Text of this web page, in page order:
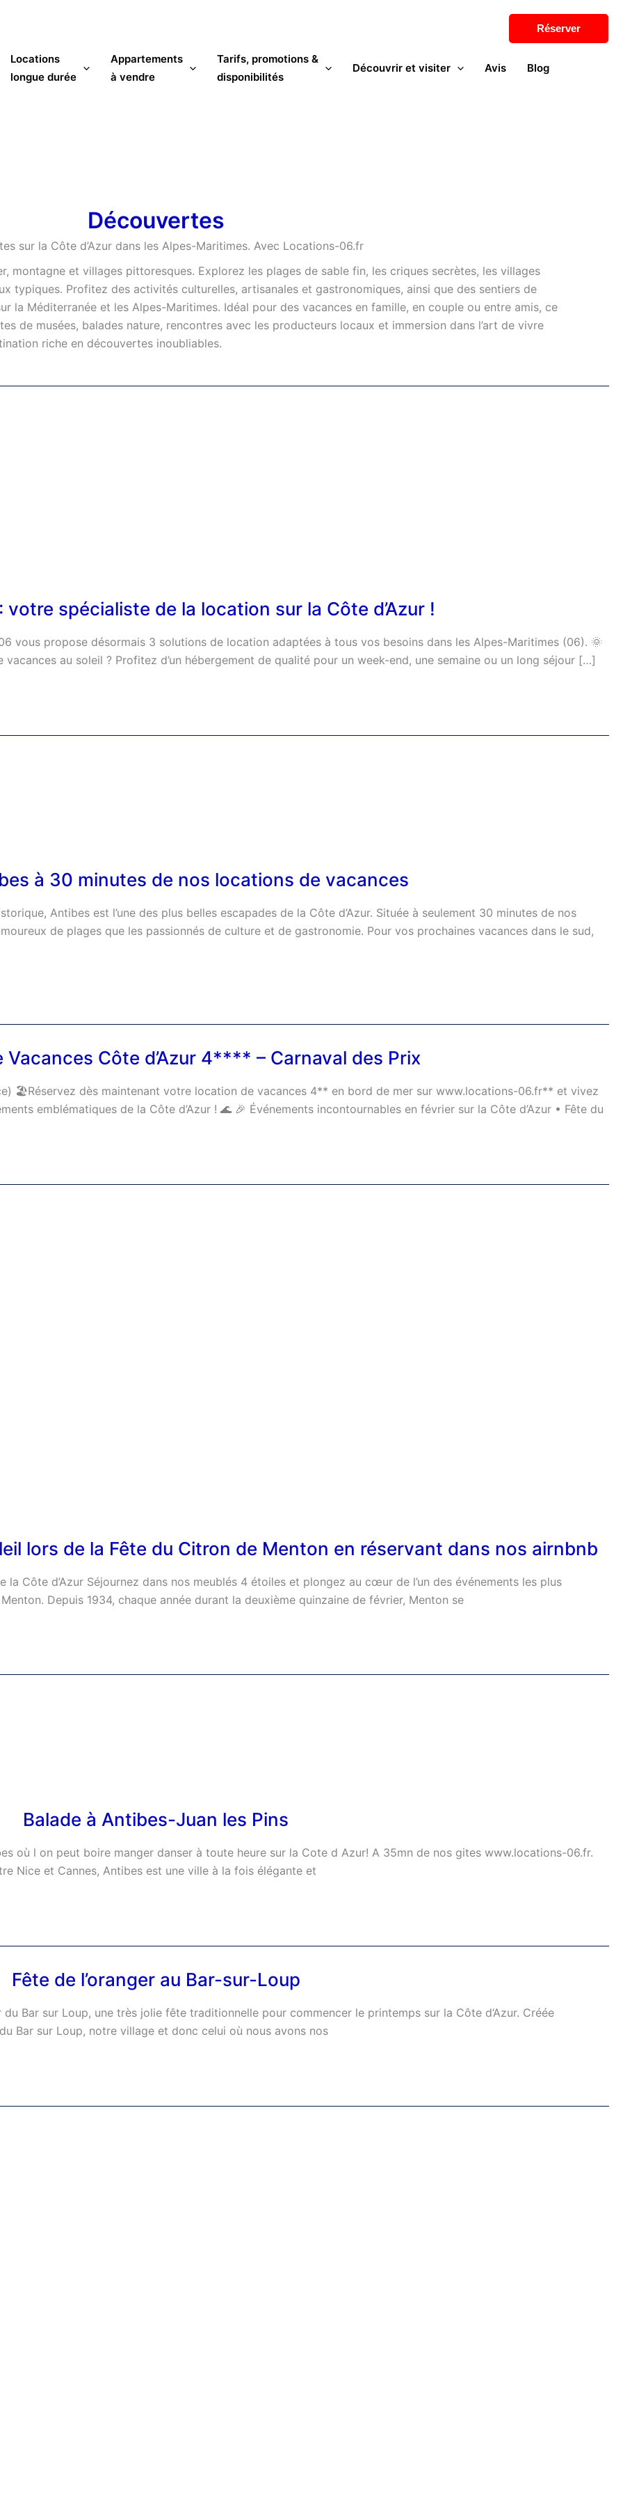
Réserver
Locations
longue durée
Appartements
à vendre
Tarifs, promotions &
disponibilités
Découvrir et visiter Avis Blog
Découvertes
sur la Côte d’Azur dans les Alpes-Maritimes. Avec Locations-06.fr
montagne et villages pittoresques. Explorez les plages de sable fin, les criques secrètes, les villages
typiques. Profitez des activités culturelles, artisanales et gastronomiques, ainsi que des sentiers de
la Méditerranée et les Alpes-Maritimes. Idéal pour des vacances en famille, en couple ou entre amis, ce
de musées, balades nature, rencontres avec les producteurs locaux et immersion dans l’art de vivre
riche en découvertes inoubliables.
spécialiste de la location sur la Côte d’Azur !
vous propose désormais 3 solutions de location adaptées à tous vos besoins dans les Alpes-Maritimes (06). 🌞
au soleil ? Profitez d’un hébergement de qualité pour un week-end, une semaine ou un long séjour […]
à 30 minutes de nos locations de vacances
Antibes est l’une des plus belles escapades de la Côte d’Azur. Située à seulement 30 minutes de nos
de plages que les passionnés de culture et de gastronomie. Pour vos prochaines vacances dans le sud,
Vacances Côte d’Azur 4**** – Carnaval des Prix
🏖️Réservez dès maintenant votre location de vacances 4** en bord de mer sur www.locations-06.fr** et vivez
emblématiques de la Côte d’Azur ! 🌊 🎉 Événements incontournables en février sur la Côte d’Azur • Fête du
lors de la Fête du Citron de Menton en réservant dans nos airnbnb
Côte d’Azur Séjournez dans nos meublés 4 étoiles et plongez au cœur de l’un des événements les plus
Depuis 1934, chaque année durant la deuxième quinzaine de février, Menton se
Balade à Antibes-Juan les Pins
où l on peut boire manger danser à toute heure sur la Cote d Azur! A 35mn de nos gites www.locations-06.fr.
Nice et Cannes, Antibes est une ville à la fois élégante et
Fête de l’oranger au Bar-sur-Loup
du Bar sur Loup, une très jolie fête traditionnelle pour commencer le printemps sur la Côte d’Azur. Créée
Bar sur Loup, notre village et donc celui où nous avons nos